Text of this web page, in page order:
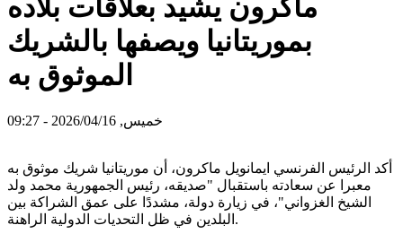
ماكرون يشيد بعلاقات بلاده
بموريتانيا ويصفها بالشريك
الموثوق به
خميس, 2026/04/16 - 09:27
أكد الرئيس الفرنسي ايمانويل ماكرون، أن موريتانيا شريك موثوق به
معبرا عن سعادته باستقبال "صديقه، رئيس الجمهورية محمد ولد
الشيخ الغزواني"، في زيارة دولة، مشددًا على عمق الشراكة بين
البلدين في ظل التحديات الدولية الراهنة.